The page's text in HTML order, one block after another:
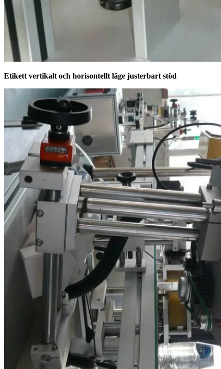
Etikett vertikalt och horisontellt läge justerbart stöd